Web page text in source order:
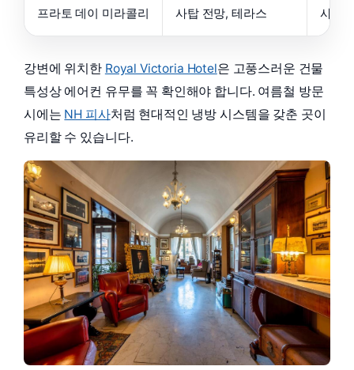
프라토 데이 미라콜리 사탑 전망, 테라스 사진
강변에 위치한 Royal Victoria Hotel은 고풍스러운 건물
특성상 에어컨 유무를 꼭 확인해야 합니다. 여름철 방문
시에는 NH 피사처럼 현대적인 냉방 시스템을 갖춘 곳이
유리할 수 있습니다.